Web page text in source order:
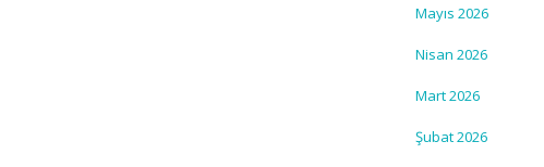
Mayıs 2026
Nisan 2026
Mart 2026
Şubat 2026